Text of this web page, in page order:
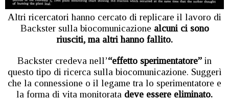
Altri ricercatori hanno cercato di replicare il lavoro di
Backster sulla biocomunicazione alcuni ci sono
riusciti, ma altri hanno fallito.
Backster credeva nell’“effetto sperimentatore” in
questo tipo di ricerca sulla biocomunicazione. Suggerì
che la connessione o il legame tra lo sperimentatore e
la forma di vita monitorata deve essere eliminato.